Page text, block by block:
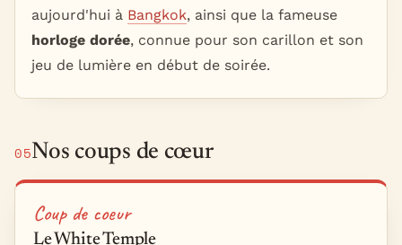
aujourd'hui à Bangkok, ainsi que la fameuse
horloge dorée, connue pour son carillon et son
jeu de lumière en début de soirée.
05Nos coups de cœur
Coup de coeur
Le White Temple